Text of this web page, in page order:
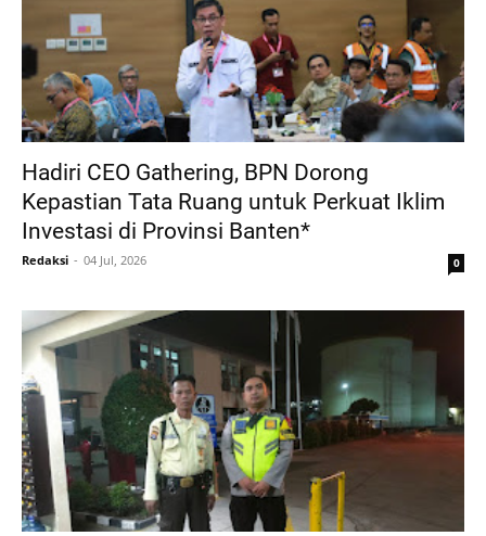
Hadiri CEO Gathering, BPN Dorong
Kepastian Tata Ruang untuk Perkuat Iklim
Investasi di Provinsi Banten*
Redaksi 04 Jul, 2026 0